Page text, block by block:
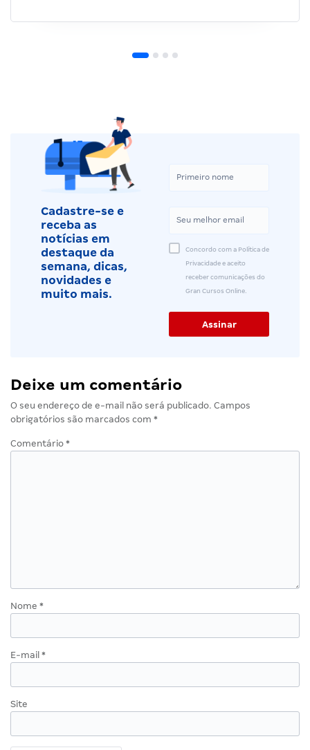
Cadastre-se e
receba as
notícias em
destaque da
semana, dicas,
novidades e
muito mais.
Concordo com a Política de
Privacidade e aceito
receber comunicações do
Gran Cursos Online.
Deixe um comentário
O seu endereço de e-mail não será publicado. Campos
obrigatórios são marcados com *
Comentário *
Nome *
E-mail *
Site